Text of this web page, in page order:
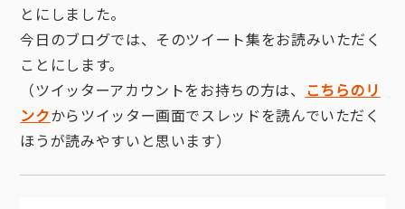
とにしました。
今日のブログでは、そのツイート集をお読みいただく
ことにします。
（ツイッターアカウントをお持ちの方は、 こちらのリ
ンクからツイッター画面でスレッドを読んでいただく
ほうが読みやすいと思います）